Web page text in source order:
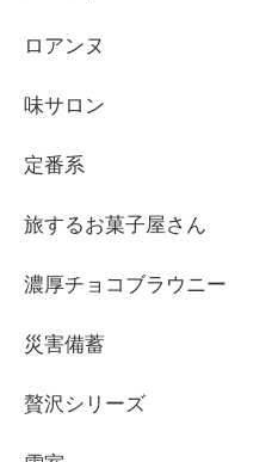
ロアンヌ
味サロン
定番系
旅するお菓子屋さん
濃厚チョコブラウニー
災害備蓄
贅沢シリーズ